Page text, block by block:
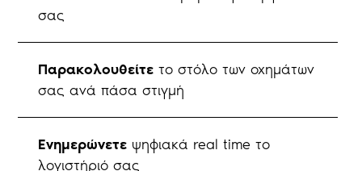
σας
Παρακολουθείτε το στόλο των οχημάτων
σας ανά πάσα στιγμή
Ενημερώνετε ψηφιακά real time το
λογιστήριό σας